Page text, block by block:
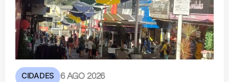
CIDADES 6 AGO 2026